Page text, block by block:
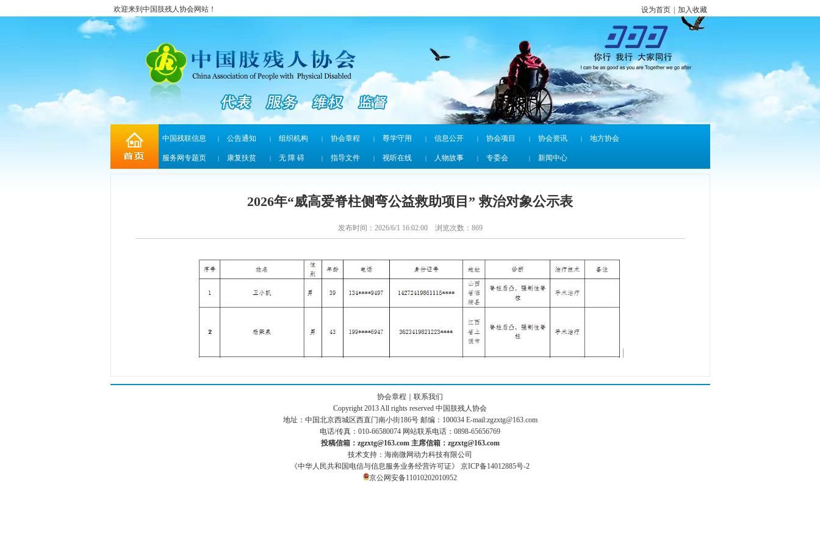
欢迎来到中国肢残人协会网站！ 设为首页 加入收藏
中国残联信息 | 公告通知 | 组织机构 | 协会章程 | 尊学守用 | 信息公开 | 协会项目 | 协会资讯 | 地方协会
服务网专题页 | 康复扶贫 | 无 障 碍 | 指导文件 | 视听在线 | 人物故事 | 专委会 | 新闻中心
2026年“威高爱脊柱侧弯公益救助项目” 救治对象公示表
发布时间：2026/6/1 16:02:00 浏览次数： 869
协会章程
联系我们
Copyright 2013 All rights reserved 中国肢残人协会
地址：中国北京西城区西直门南小街186号 邮编：100034 E-mail:zgzxtg@163.com
电话/传真：010-66580074 网站联系电话：0898-65656769
投稿信箱：zgzxtg@163.com 主席信箱：zgzxtg@163.com
技术支持：海南微网动力科技有限公司
《中华人民共和国电信与信息服务业务经营许可证》 京ICP备14012885号-2
京公网安备11010202010952